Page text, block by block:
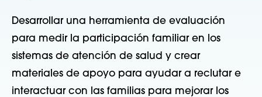
Desarrollar una herramienta de evaluación
para medir la participación familiar en los
sistemas de atención de salud y crear
materiales de apoyo para ayudar a reclutar e
interactuar con las familias para mejorar los